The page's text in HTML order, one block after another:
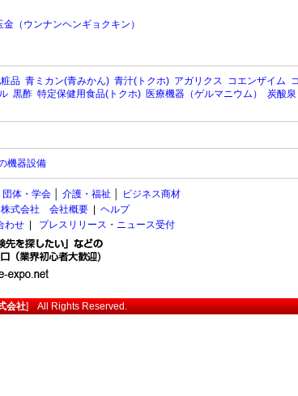
（ウンナンヘンギョクキン）
品 青ミカン(青みかん) 青汁(トクホ) アガリクス コエンザイム
黒酢 特定保健用食品(トクホ) 医療機器（ゲルマニウム） 炭酸泉
機器設備
団体・学会 介護・福祉
ビジネス商材
式会社 会社概要
ヘルプ
わせ プレスリリース・ニュース受付
会社] All Rights Reserved.